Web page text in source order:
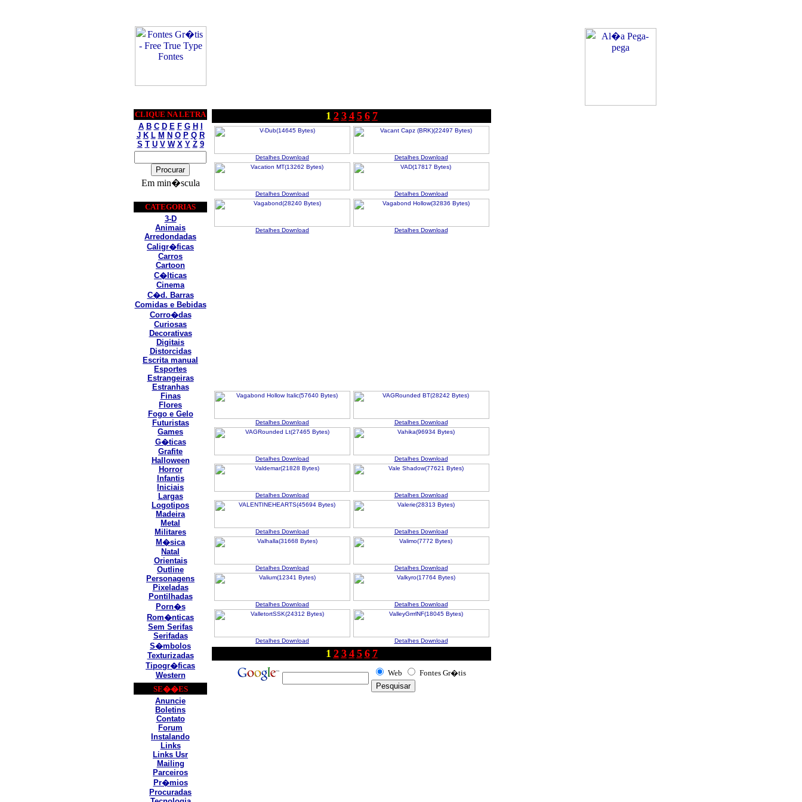
CLIQUE NA LETRA
A B C D E F G H
J K L M N O P Q R
S T U V W X Y Z 9
Em min�scula
CATEGORIAS
3-D
Animais
Arredondadas
Caligr�ficas
Carros
Cartoon
C�lticas
Cinema
C�d. Barras
Comidas e Bebidas
Corro�das
Curiosas
Decorativas
Digitais
Distorcidas
Escrita manual
Esportes
Estrangeiras
Estranhas
Finas
Flores
Fogo e Gelo
Futuristas
Games
G�ticas
Grafite
Halloween
Horror
Infantis
Iniciais
Largas
Logotipos
Madeira
Metal
Militares
M�sica
Natal
Orientais
Outline
Personagens
Pixeladas
Pontilhadas
Porn�s
Rom�nticas
Sem Serifas
Serifadas
S�mbolos
Texturizadas
Tipogr�ficas
Western
SE��ES
Anuncie
Boletins
Contato
Forum
Instalando
Links
Links Usr
Mailing
Parceiros
Pr�mios
Procuradas
1 2 3 4 5 6 7
Detalhes Download Detalhes Download
Detalhes Download Detalhes Download
Detalhes Download Detalhes Download
Detalhes Download Detalhes Download
Detalhes Download Detalhes Download
Detalhes Download Detalhes Download
Detalhes Download Detalhes Download
Detalhes Download Detalhes Download
Detalhes Download Detalhes Download
Detalhes Download Detalhes Download
1 2 3 4 5 6 7
Web Fontes Gr�tis